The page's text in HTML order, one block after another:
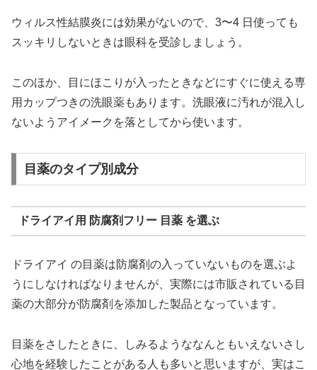
ウィルス性結膜炎には効果がないので、3〜4 日使っても
スッキリしないときは眼科を受診しましょう。
このほか、目にほこりが入ったときなどにすぐに使える専
用カップつきの洗眼薬もあります。洗眼液に汚れが混入し
ないようアイメークを落としてから使います。
目薬のタイプ別成分
ドライアイ用 防腐剤フリー 目薬 を選ぶ
ドライアイ の目薬は防腐剤の入っていないものを選ぶよ
うにしなければなりませんが、実際には市販されている目
薬の大部分が防腐剤を添加した製品となっています。
目薬をさしたときに、しみるようななんともいえないさし
心地を経験したことがある人も多いと思いますが、実はこ